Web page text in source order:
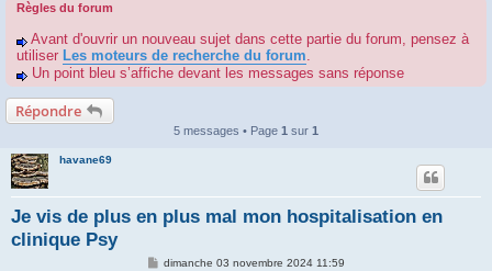
Règles du forum
Avant d'ouvrir un nouveau sujet dans cette partie du forum, pensez à
utiliser Les moteurs de recherche du forum.
Un point bleu s’affiche devant les messages sans réponse
Répondre
5 messages • Page 1 sur 1
havane69
Je vis de plus en plus mal mon hospitalisation en
clinique Psy
Mdimanche 03 novembre 2024 11:59